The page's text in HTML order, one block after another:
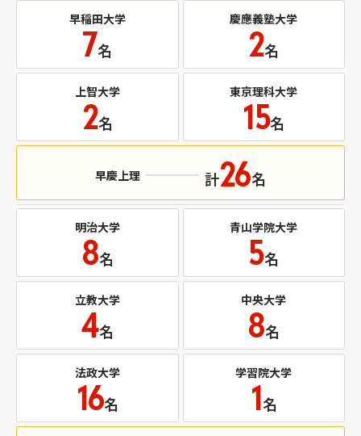
早稲田大学
7名
慶應義塾大学
2名
上智大学
2名
東京理科大学
15名
早慶上理 計26名
明治大学
8名
青山学院大学
5名
立教大学
4名
中央大学
8名
法政大学
16名
学習院大学
1名